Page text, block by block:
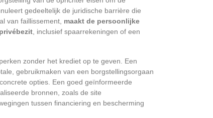
gedeeltelijk de juridische barrière die
van faillissement, maakt de persoonlijke
, inclusief spaarrekeningen of een
zonder het krediet op te geven. Een
gebruikmaken van een borgstellingsorgaan
opties. Een goed geïnformeerde
bronnen, zoals de site
tussen financiering en bescherming